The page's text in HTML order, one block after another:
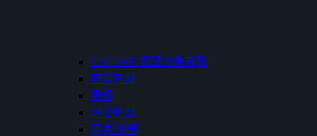
CAESAR 凱薩廚房龍頭
廚房龍頭
馬桶
沐浴龍頭
面盆/浴櫃